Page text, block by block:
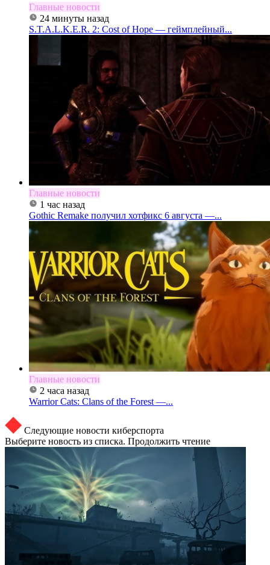
Главные новости
24 минуты назад
S.T.A.L.K.E.R. 2: Cost of Hope — геймплейный...
Главные новости
1 час назад
Gothic Remake получил хотфикс 6 августа —...
Главные новости
2 часа назад
Warrior Cats: Clans of the Forest —...
Следующие новости киберспорта
Выберите новость из списка. Продолжить чтение